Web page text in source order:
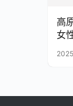
高
女